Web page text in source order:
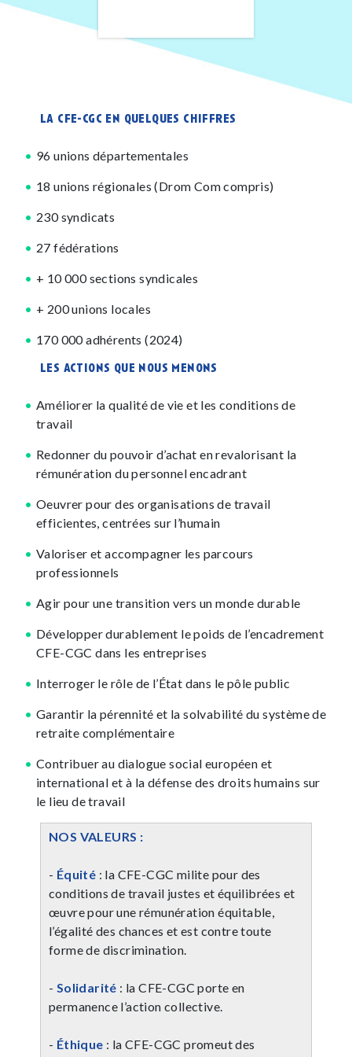
la cfe-cgc en quelques chiffres
96 unions départementales
18 unions régionales (Drom Com compris)
230 syndicats
27 fédérations
+ 10 000 sections syndicales
+ 200 unions locales
170 000 adhérents (2024)
les actions que nous menons
Améliorer la qualité de vie et les conditions de
travail
Redonner du pouvoir d’achat en revalorisant la
rémunération du personnel encadrant
Oeuvrer pour des organisations de travail
efficientes, centrées sur l’humain
Valoriser et accompagner les parcours
professionnels
Agir pour une transition vers un monde durable
Développer durablement le poids de l’encadrement
CFE-CGC dans les entreprises
Interroger le rôle de l’État dans le pôle public
Garantir la pérennité et la solvabilité du système de
retraite complémentaire
Contribuer au dialogue social européen et
international et à la défense des droits humains sur
le lieu de travail
NOS VALEURS :
- Équité : la CFE-CGC milite pour des
conditions de travail justes et équilibrées et
œuvre pour une rémunération équitable,
l’égalité des chances et est contre toute
forme de discrimination.
- Solidarité : la CFE-CGC porte en
permanence l’action collective.
- Éthique : la CFE-CGC promeut des